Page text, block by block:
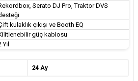
Serato DJ Pro, Traktor DVS
kulaklık çıkışı ve Booth EQ
güç kablosu
Yıl
24 Ay